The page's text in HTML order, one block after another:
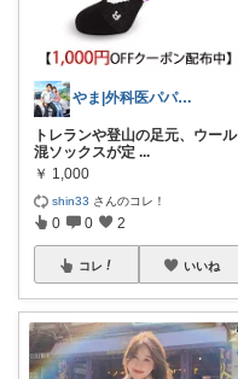
やま|外科医パパ、看護師ママ、娘
トレランや登山の足元、ウール
混ソックスが定 ...
￥ 1,000
shin33 さんのコレ！
0 0 2
コレ いいね